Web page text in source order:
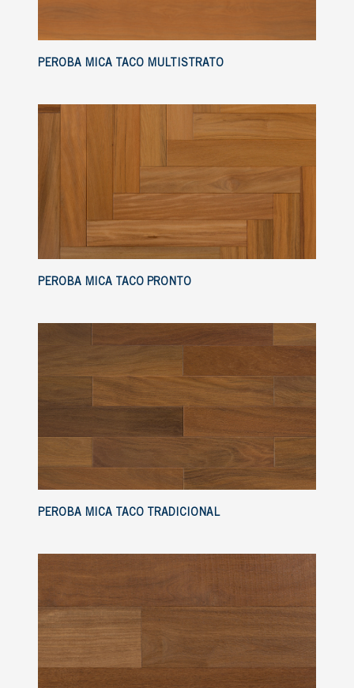
PEROBA MICA TACO MULTISTRATO
PEROBA MICA TACO PRONTO
PEROBA MICA TACO TRADICIONAL